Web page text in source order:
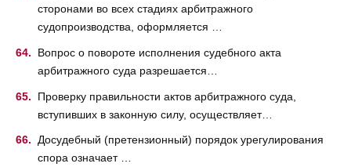
сторонами во всех стадиях арбитражного
судопроизводства, оформляется …
Вопрос о повороте исполнения судебного акта
арбитражного суда разрешается…
Проверку правильности актов арбитражного суда,
вступивших в законную силу, осуществляет…
Досудебный (претензионный) порядок урегулирования
спора означает …